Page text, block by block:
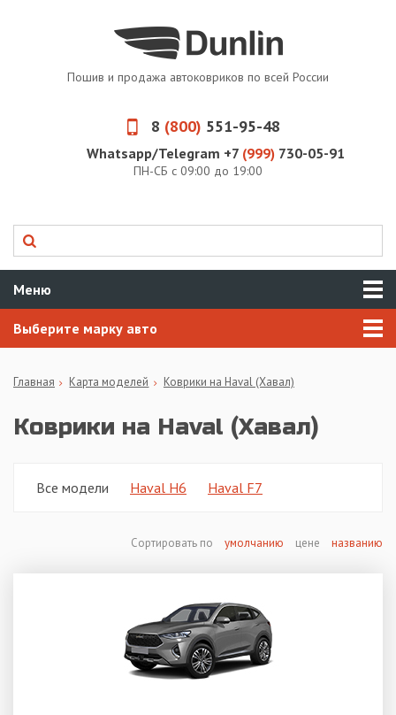
Пошив и продажа автоковриков по всей России
8 (800) 551-95-48
Whatsapp/Telegram +7 (999) 730-05-91
ПН-СБ с 09:00 до 19:00
Меню
Выберите марку авто
Главная Карта моделей Коврики на Haval (Хавал)
Коврики на Haval (Хавал)
Все модели Haval H6 Haval F7
Сортировать по умолчанию цене названию